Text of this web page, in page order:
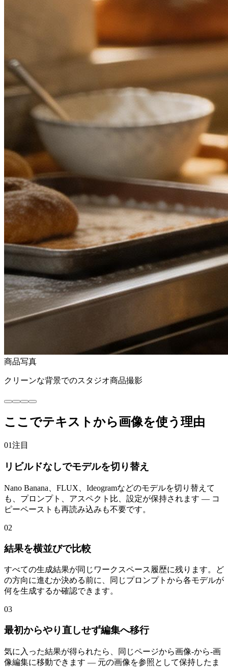
商品写真
クリーンな背景でのスタジオ商品撮影
ここでテキストから画像を使う理由
01注目
リビルドなしでモデルを切り替え
Nano Banana、FLUX、Ideogramなどのモデルを切り替えて
も、プロンプト、アスペクト比、設定が保持されます — コ
ピーペーストも再読み込みも不要です。
02
結果を横並びで比較
すべての生成結果が同じワークスペース履歴に残ります。ど
の方向に進むか決める前に、同じプロンプトから各モデルが
何を生成するか確認できます。
03
最初からやり直しせず編集へ移行
気に入った結果が得られたら、同じページから画像-から-画
像編集に移動できます — 元の画像を参照として保持したま